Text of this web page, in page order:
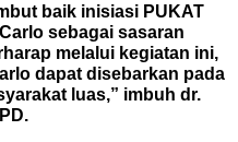
baik inisiasi PUKAT
sebagai sasaran
melalui kegiatan ini,
dapat disebarkan pada
luas,” imbuh dr.